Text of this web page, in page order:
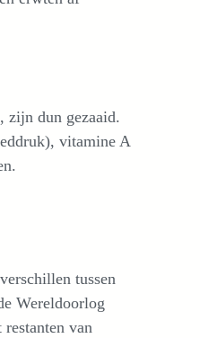
zijn dun gezaaid.
vitamine A
tussen
Wereldoorlog
restanten van